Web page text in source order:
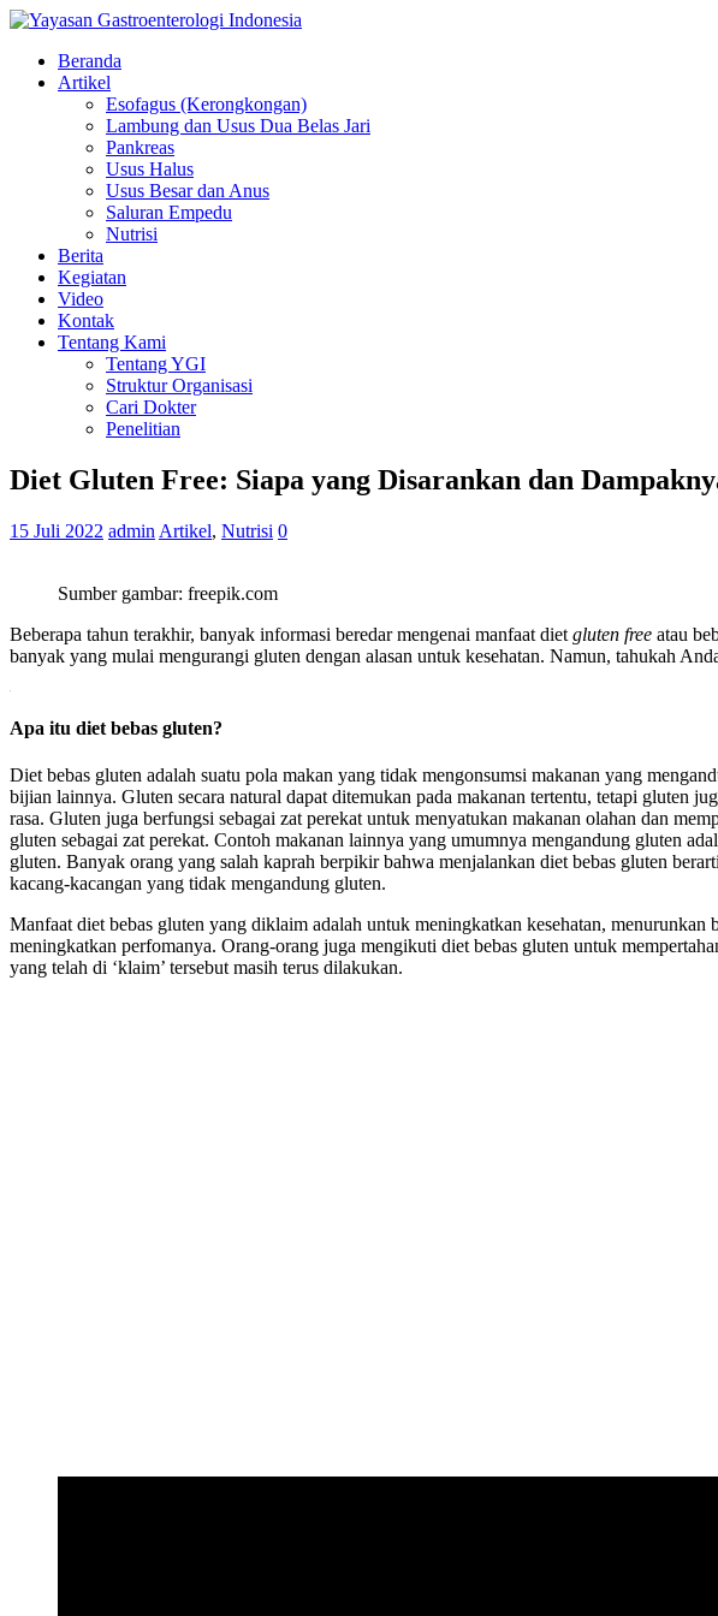
Beranda
Artikel
Esofagus (Kerongkongan)
Lambung dan Usus Dua Belas Jari
Pankreas
Usus Halus
Usus Besar dan Anus
Saluran Empedu
Nutrisi
Berita
Kegiatan
Video
Kontak
Tentang Kami
Tentang YGI
Struktur Organisasi
Cari Dokter
Penelitian
Diet Gluten Free: Siapa yang Disarankan dan
15 Juli 2022 admin Artikel, Nutrisi 0
Sumber gambar: freepik.com
Beberapa tahun terakhir, banyak informasi beredar mengenai manfaat diet gluten free atau
banyak yang mulai mengurangi gluten dengan alasan untuk kesehatan. Namun, tahukah
Apa itu diet bebas gluten?
Diet bebas gluten adalah suatu pola makan yang tidak mengonsumsi makanan yang
bijian lainnya. Gluten secara natural dapat ditemukan pada makanan tertentu, tetapi gluten
rasa. Gluten juga berfungsi sebagai zat perekat untuk menyatukan makanan olahan dan
gluten sebagai zat perekat. Contoh makanan lainnya yang umumnya mengandung gluten
gluten. Banyak orang yang salah kaprah berpikir bahwa menjalankan diet bebas gluten
kacang-kacangan yang tidak mengandung gluten.
Manfaat diet bebas gluten yang diklaim adalah untuk meningkatkan kesehatan,
meningkatkan perfomanya. Orang-orang juga mengikuti diet bebas gluten untuk
yang telah di ‘klaim’ tersebut masih terus dilakukan.